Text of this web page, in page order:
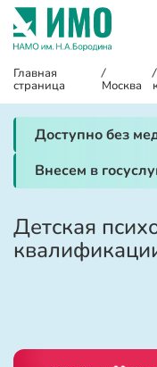
Главная
страница
/
Москва
/
Доступно без
Внесем в
Детская